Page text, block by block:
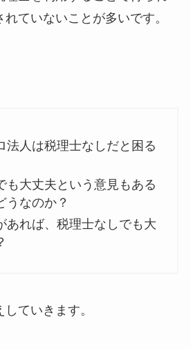
ていないことが多いです。
法人は税理士なしだと困る
も大丈夫という意見もある
うなのか？
あれば、税理士なしでも大
ていきます。